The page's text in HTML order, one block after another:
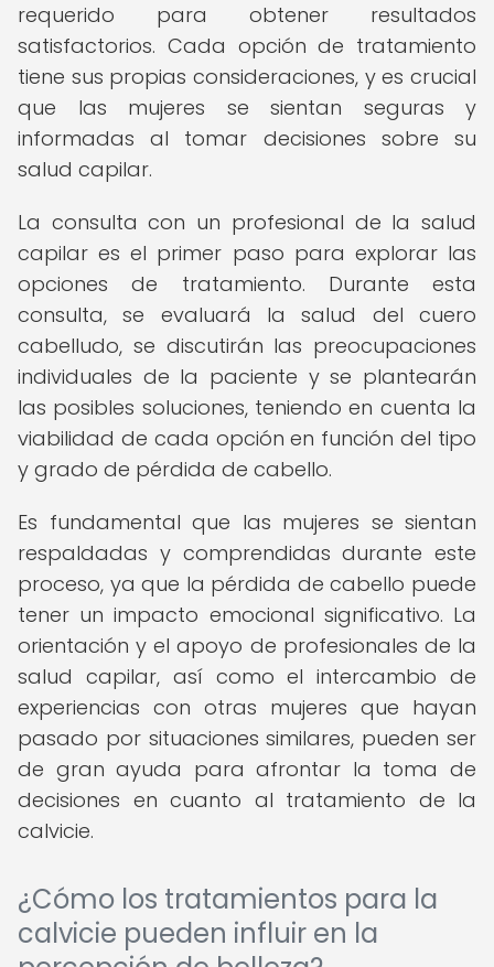
requerido para obtener resultados
satisfactorios. Cada opción de tratamiento
tiene sus propias consideraciones, y es crucial
que las mujeres se sientan seguras y
informadas al tomar decisiones sobre su
salud capilar.
La consulta con un profesional de la salud
capilar es el primer paso para explorar las
opciones de tratamiento. Durante esta
consulta, se evaluará la salud del cuero
cabelludo, se discutirán las preocupaciones
individuales de la paciente y se plantearán
las posibles soluciones, teniendo en cuenta la
viabilidad de cada opción en función del tipo
y grado de pérdida de cabello.
Es fundamental que las mujeres se sientan
respaldadas y comprendidas durante este
proceso, ya que la pérdida de cabello puede
tener un impacto emocional significativo. La
orientación y el apoyo de profesionales de la
salud capilar, así como el intercambio de
experiencias con otras mujeres que hayan
pasado por situaciones similares, pueden ser
de gran ayuda para afrontar la toma de
decisiones en cuanto al tratamiento de la
calvicie.
¿Cómo los tratamientos para la
calvicie pueden influir en la